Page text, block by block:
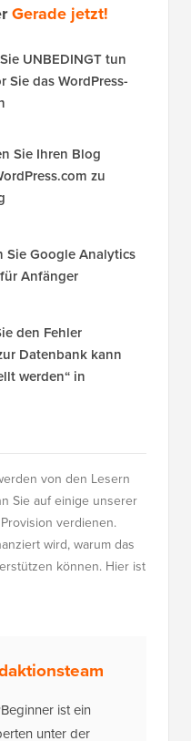
Sie das WordPress-
zu
Anfänger
Datenbank kann
werden“ in
von den Lesern
Sie auf einige unserer
verdienen.
wird, warum das
können. Hier ist
ist ein
unter der
über 16 Jahren